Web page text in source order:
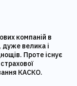
компаній в
велика і
Проте існує
КАСКО.